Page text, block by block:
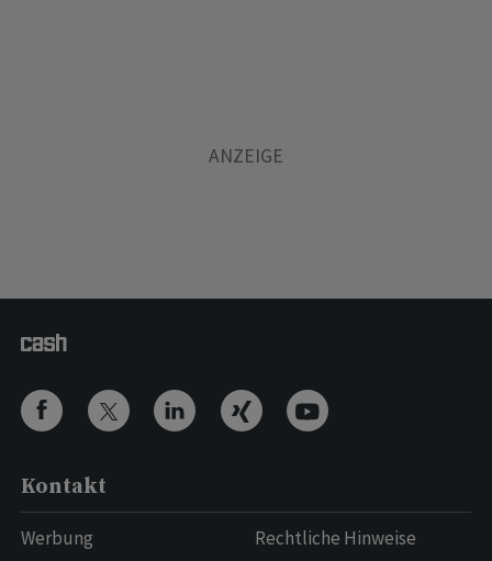
Kontakt
Werbung
Rechtliche Hinweise